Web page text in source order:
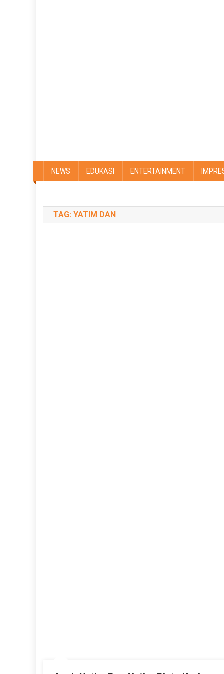
NEWS EDUKASI ENTERTAINMENT
TAG: YATIM DAN